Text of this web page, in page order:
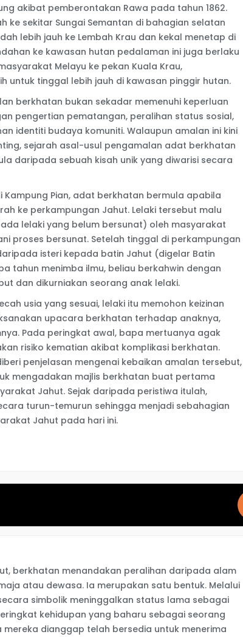
akibat pemberontakan Rawa pada tahun 1862.
ke sekitar Sungai Semantan di bahagian selatan
lebih jauh ke Lembah Krau dan kekal menetap di
ke kawasan hutan pedalaman ini juga berlaku
Melayu ke pekan Kuala Krau,
untuk tinggal lebih jauh di kawasan pinggir hutan.
berkhatan bukan sekadar memenuhi keperluan
pengertian pematangan, peralihan status sosial,
identiti budaya komuniti. Walaupun amalan ini kini
sejarah asal-usul pengamalan adat berkhatan
daripada sebuah kisah unik yang diwarisi secara
Kampung Pian, adat berkhatan bermula apabila
ke perkampungan Jahut. Lelaki tersebut malu
lelaki yang belum bersunat) oleh masyarakat
proses bersunat. Setelah tinggal di perkampungan
isteri kepada batin Jahut (digelar Batin
tahun menimba ilmu, beliau berkahwin dengan
dan dikurniakan seorang anak lelaki.
usia yang sesuai, lelaki itu memohon keizinan
upacara berkhatan terhadap anaknya,
Pada peringkat awal, bapa mertuanya agak
risiko kematian akibat komplikasi berkhatan.
penjelasan mengenai kebaikan amalan tersebut,
mengadakan majlis berkhatan buat pertama
Jahut. Sejak daripada peristiwa itulah,
turun-temurun sehingga menjadi sebahagian
Jahut pada hari ini.
berkhatan menandakan peralihan daripada alam
atau dewasa. Ia merupakan satu bentuk. Melalui
simbolik meninggalkan status lama sebagai
kehidupan yang baharu sebagai seorang
dianggap telah bersedia untuk menerima